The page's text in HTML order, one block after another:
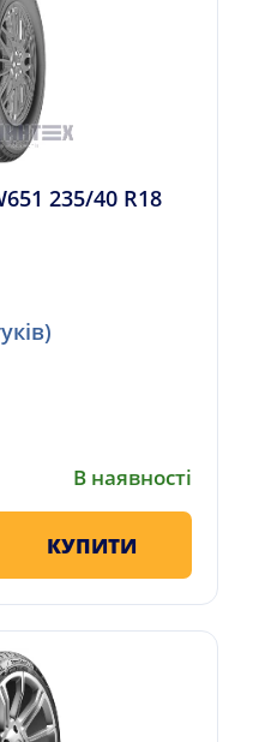
235/40 R18
В наявності
КУПИТИ